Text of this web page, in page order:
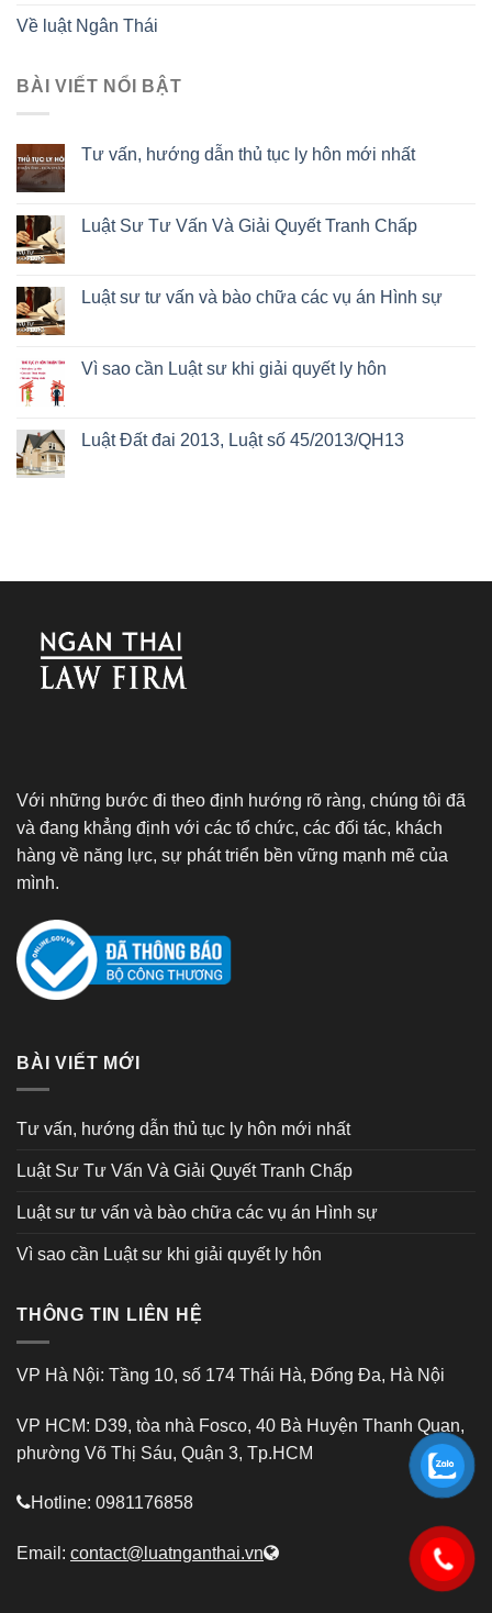
Về luật Ngân Thái
BÀI VIẾT NỔI BẬT
Tư vấn, hướng dẫn thủ tục ly hôn mới nhất
Luật Sư Tư Vấn Và Giải Quyết Tranh Chấp
Luật sư tư vấn và bào chữa các vụ án Hình sự
Vì sao cần Luật sư khi giải quyết ly hôn
Luật Đất đai 2013, Luật số 45/2013/QH13
Với những bước đi theo định hướng rõ ràng, chúng tôi đã
và đang khẳng định với các tổ chức, các đối tác, khách
hàng về năng lực, sự phát triển bền vững mạnh mẽ của
mình.
BÀI VIẾT MỚI
Tư vấn, hướng dẫn thủ tục ly hôn mới nhất
Luật Sư Tư Vấn Và Giải Quyết Tranh Chấp
Luật sư tư vấn và bào chữa các vụ án Hình sự
Vì sao cần Luật sư khi giải quyết ly hôn
THÔNG TIN LIÊN HỆ
VP Hà Nội: Tầng 10, số 174 Thái Hà, Đống Đa, Hà Nội
VP HCM: D39, tòa nhà Fosco, 40 Bà Huyện Thanh Quan,
phường Võ Thị Sáu, Quận 3, Tp.HCM
Hotline: 0981176858
Email: contact@luatnganthai.vn